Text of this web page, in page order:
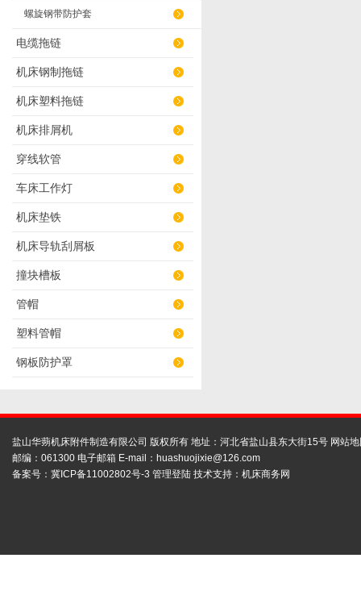
螺旋钢带防护套
电缆拖链
机床钢制拖链
机床塑料拖链
机床排屑机
穿线软管
车床工作灯
机床垫铁
机床导轨刮屑板
撞块槽板
管帽
塑料管帽
钢板防护罩
盐山华蒴机床附件制造有限公司 版权所有 地址：河北省盐山县东大街15号 网站
邮编：061300 电子邮箱 E-mail： huashuojixie@126.com
备案号： 冀ICP备11002802号-3 管理登陆 技术支持： 机床商务网